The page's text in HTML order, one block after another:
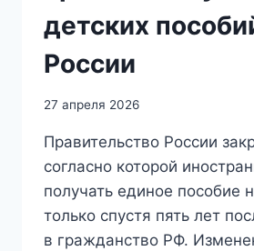
детских
России
27 апреля 2026
Правительство России
согласно которой
получать единое пособие
только спустя пять лет
в гражданство РФ.